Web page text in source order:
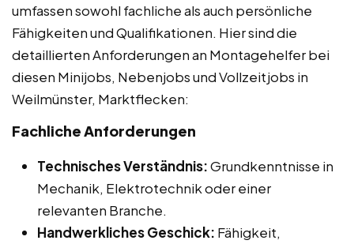
umfassen sowohl fachliche als auch persönliche
Fähigkeiten und Qualifikationen. Hier sind die
detaillierten Anforderungen an Montagehelfer bei
diesen Minijobs, Nebenjobs und Vollzeitjobs in
Weilmünster, Marktflecken:
Fachliche Anforderungen
Technisches Verständnis:Grundkenntnisse in
Mechanik, Elektrotechnik oder einer
relevanten Branche.
Handwerkliches Geschick: Fähigkeit,